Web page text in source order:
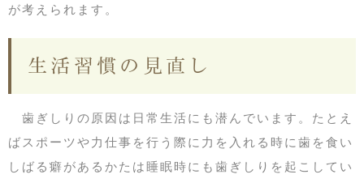
が考えられます。
生活習慣の見直し
歯ぎしりの原因は日常生活にも潜んでいます。たとえ
ばスポーツや力仕事を行う際に力を入れる時に歯を食い
しばる癖があるかたは睡眠時にも歯ぎしりを起こしてい